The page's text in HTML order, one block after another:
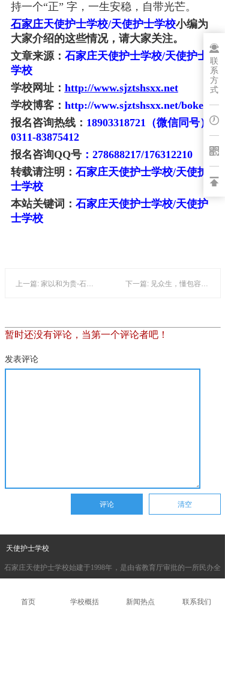
联
系
方
式
持一个“正” 字，一生安稳，自带光芒。
石家庄天使护士学校/天使护士学校小编为
大家介绍的这些情况，请大家关注。
文章来源： 石家庄天使护士学校/天使护士
学校
学校网址： http://www.sjztshsxx.net
学校博客： http://www.sjztshsxx.net/boke
报名咨询热线： 18903318721（微信同号）
0311-83875412
报名咨询QQ号：278688217/176312210
转载请注明： 石家庄天使护士学校/天使护
士学校
本站关键词： 石家庄天使护士学校/天使护
士学校
上一篇: 家以和为贵-石家庄天使护士学校 下一篇: 见众生，懂包容-石家庄天使护士学校
暂时还没有评论，当第一个评论者吧！
发表评论
石家庄天使护士学校始建于1998年，是由省教育厅审批的一所民办全
2008年通过了河北省卫生厅、教育厅组织的中等医学教育普通护理专
天使护士学校
首页 学校概括 新闻热点 联系我们